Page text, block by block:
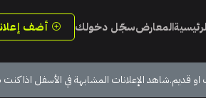
المعارضسجّل دخولك أضف
او قديم.شاهد الإعلانات المشابهة في الأسفل اذا